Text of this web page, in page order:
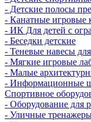
- Детские полосы
- Канатные игровые
- ИК Для детей с
- Беседки детские
- Теневые навесы
- Мягкие игровые
- Малые
- Информационные
Спортивное
- Оборудование для
- Уличные